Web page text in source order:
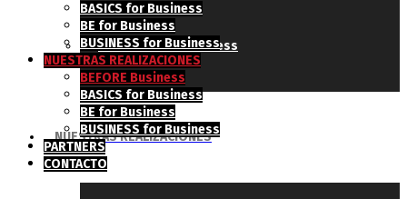
BUSINESS for Business
NUESTRAS REALIZACIONES
BASICS for Business
BE for Business
BUSINESS for Business
NUESTRAS REALIZACIONES
BEFORE Business
BASICS for Business
BE for Business
BUSINESS for Business
PARTNERS
CONTACTO